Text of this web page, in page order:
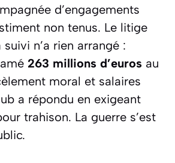
d’engagements
non tenus. Le litige
n’a rien arrangé :
263 millions d’euros au
moral et salaires
a répondu en exigeant
trahison. La guerre s’est